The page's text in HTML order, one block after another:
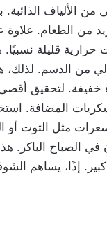
من الألياف الذائبة.
من الطعام.
قليلة نسبيًا.
من الدسم. لذلك،
لتحقيق
المضافة.
مثل التوت أو
الصباح الباكر.
إذًا، يساهم